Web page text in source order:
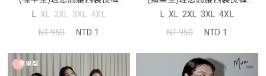
MISS. 中大尺碼褲子
L XL 2XL 3XL 4XL
NT.950
NTD.1
MISS. 中大尺碼褲子
L XL 2XL 3XL 4XL
NT.950
NTD.1